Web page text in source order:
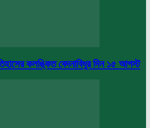
কলঙ্কিত বেদনাবিধুর দিন ১৫ আগস্ট